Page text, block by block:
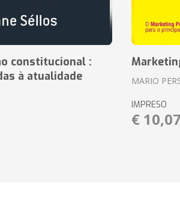
constitucional :
à atualidade
MARIO
IMPRESO
€ 10,07